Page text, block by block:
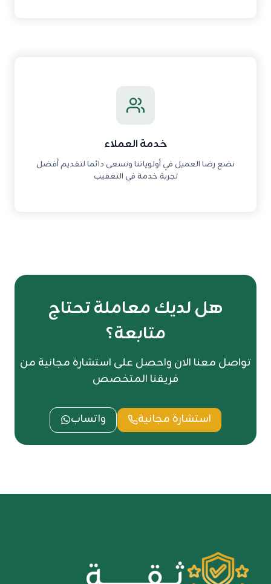
خدمة العملاء
نضع رضا العميل في أولوياتنا ونسعى دائما لتقديم أفضل
تجربة خدمة في التعقيب
هل لديك معاملة تحتاج
متابعة؟
تواصل معنا الان واحصل على استشارة مجانية من
فريقنا المتخصص
استشارة مجانية واتساب